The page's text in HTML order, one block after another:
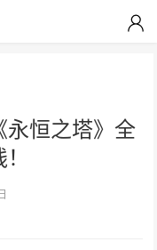
恒之塔》全